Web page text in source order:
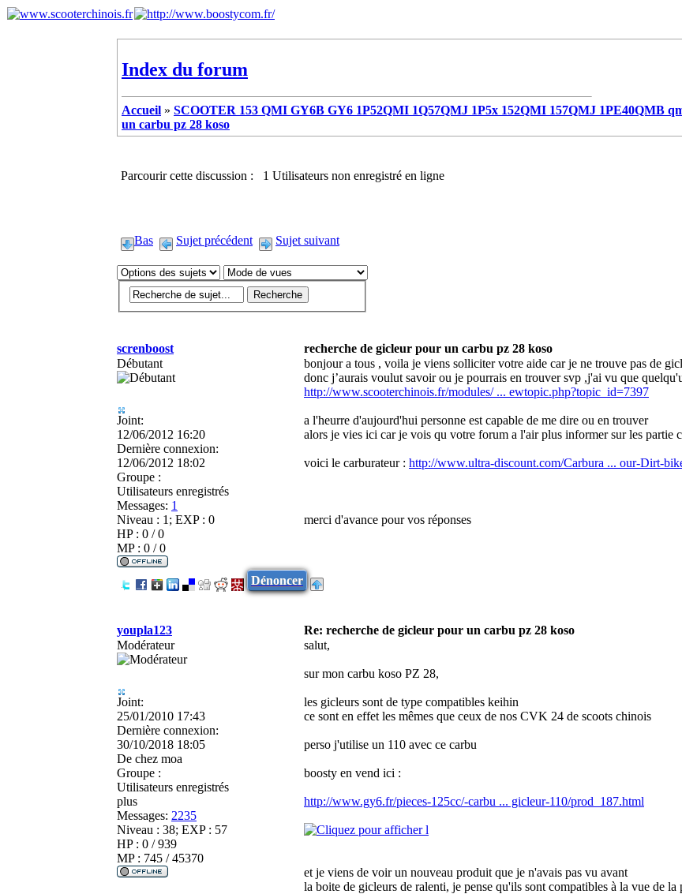
Index du forum
Accueil » SCOOTER 153 QMI GY6B GY6 1P52QMI 1Q57QMJ 1P5x 152QMI 157QMJ 1PE40QMB
un carbu pz 28 koso
Parcourir cette discussion : 1 Utilisateurs non enregistré en ligne
Bas Sujet précédent Sujet suivant
screnboost recherche de gicleur pour un carbu pz 28 koso
Débutant
Joint:
12/06/2012 16:20
Dernière connexion:
12/06/2012 18:02
Groupe :
Utilisateurs enregistrés
Messages: 1
Niveau : 1; EXP : 0
HP : 0 / 0
MP : 0 / 0
bonjour a tous , voila je viens solliciter votre aide car je ne trouve pas de
donc j’aurais voulut savoir ou je pourrais en trouver svp ,j'ai vu que
http://www.scooterchinois.fr/modules/ ... ewtopic.php?topic_id=7397
a l'heurre d'aujourd'hui personne est capable de me dire ou en trouver
alors je vies ici car je vois qu votre forum a l'air plus informer sur les partie
voici le carburateur : http://www.ultra-discount.com/Carbura ... our-Dirt-
merci d'avance pour vos réponses
Dénoncer
youpla123 Re: recherche de gicleur pour un carbu pz 28 koso
Modérateur
Joint:
25/01/2010 17:43
Dernière connexion:
30/10/2018 18:05
De chez moa
Groupe :
Utilisateurs enregistrés
plus
Messages: 2235
Niveau : 38; EXP : 57
HP : 0 / 939
MP : 745 / 45370
salut,
sur mon carbu koso PZ 28,
les gicleurs sont de type compatibles keihin
ce sont en effet les mêmes que ceux de nos CVK 24 de scoots chinois
perso j'utilise un 110 avec ce carbu
boosty en vend ici :
http://www.gy6.fr/pieces-125cc/-carbu ... gicleur-110/prod_187.html
et je viens de voir un nouveau produit que je n'avais pas vu avant
la boite de gicleurs de ralenti, je pense qu'ils sont compatibles à la vue de la